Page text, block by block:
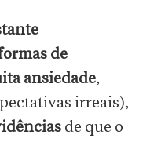
de
ansiedade,
irreais),
de que o